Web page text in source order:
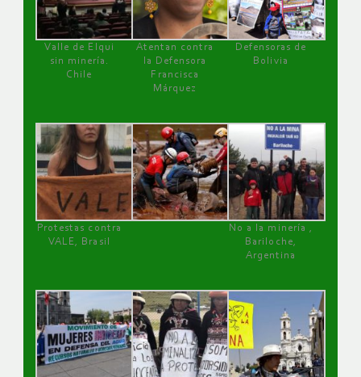
Valle de Elqui
sin minería.
Chile
Atentan contra
la Defensora
Francisca
Márquez
Defensoras de
Bolivia
Protestas contra
VALE, Brasil
No a la minería ,
Bariloche,
Argentina